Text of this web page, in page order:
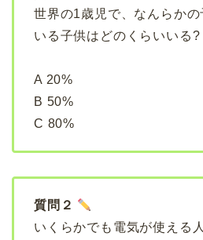
世界の1歳児で、なんらか
いる子供はどのくらいいる?
A 20%
B 50%
C 80%
質問２
いくらかでも電気が使える